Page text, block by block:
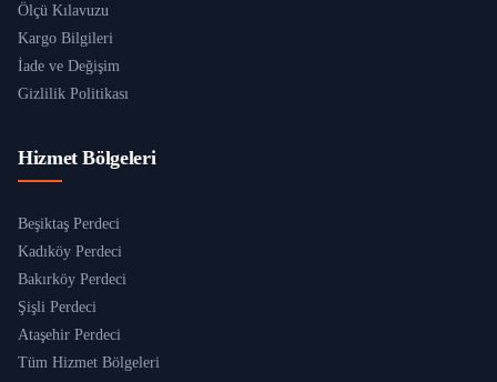
Ölçü Kılavuzu
Kargo Bilgileri
İade ve Değişim
Gizlilik Politikası
Hizmet Bölgeleri
Beşiktaş Perdeci
Kadıköy Perdeci
Bakırköy Perdeci
Şişli Perdeci
Ataşehir Perdeci
Tüm Hizmet Bölgeleri